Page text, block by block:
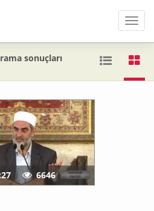
Menü
sonuçları
6646